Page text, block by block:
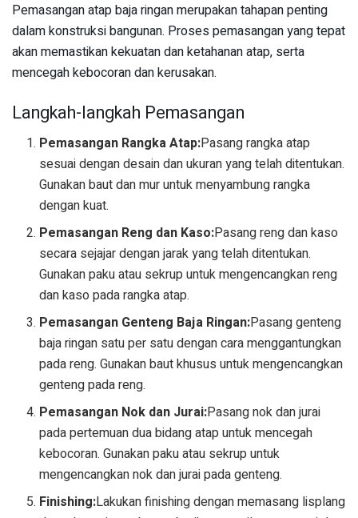
Pemasangan atap baja ringan merupakan tahapan penting
dalam konstruksi bangunan. Proses pemasangan yang tepat
akan memastikan kekuatan dan ketahanan atap, serta
mencegah kebocoran dan kerusakan.
Langkah-langkah Pemasangan
Pemasangan Rangka Atap:Pasang rangka atap
sesuai dengan desain dan ukuran yang telah ditentukan.
Gunakan baut dan mur untuk menyambung rangka
dengan kuat.
Pemasangan Reng dan Kaso:Pasang reng dan kaso
secara sejajar dengan jarak yang telah ditentukan.
Gunakan paku atau sekrup untuk mengencangkan reng
dan kaso pada rangka atap.
Pemasangan Genteng Baja Ringan:Pasang genteng
baja ringan satu per satu dengan cara menggantungkan
pada reng. Gunakan baut khusus untuk mengencangkan
genteng pada reng.
Pemasangan Nok dan Jurai:Pasang nok dan jurai
pada pertemuan dua bidang atap untuk mencegah
kebocoran. Gunakan paku atau sekrup untuk
mengencangkan nok dan jurai pada genteng.
Finishing:Lakukan finishing dengan memasang lisplang